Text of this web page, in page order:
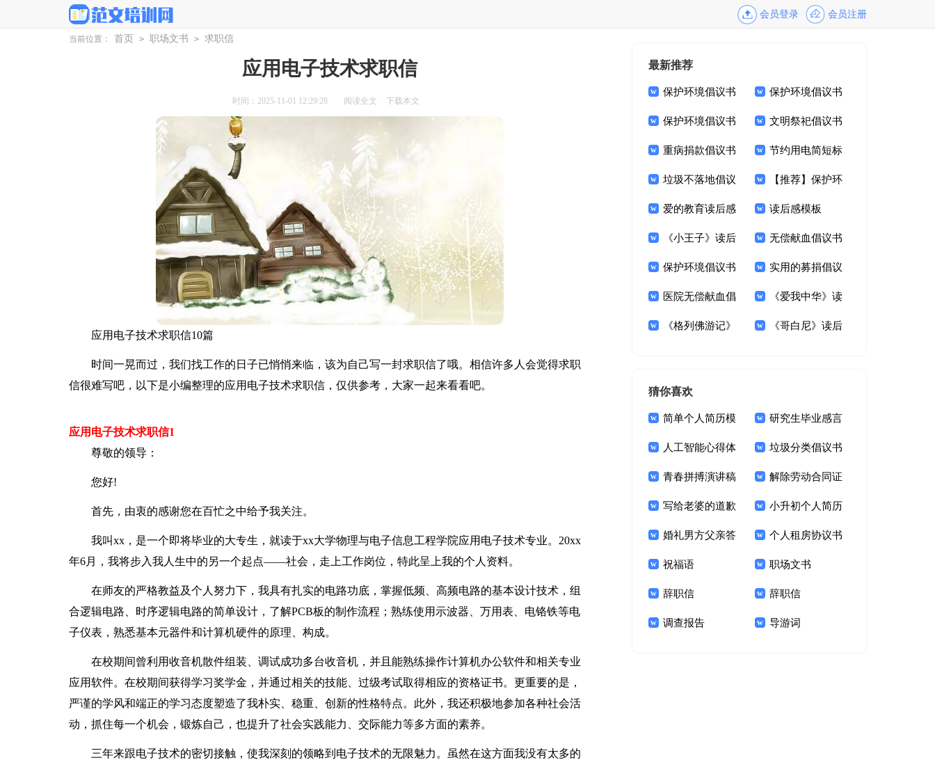
会员登录 会员注册
当前位置： 首页 > 职场文书 > 求职信
应用电子技术求职信
时间：2025-11-01 12:29:28 阅读全文 下载本文
应用电子技术求职信10篇
时间一晃而过，我们找工作的日子已悄悄来临，该为自己写一封求职信了哦。相信许多人会觉得求职
信很难写吧，以下是小编整理的应用电子技术求职信，仅供参考，大家一起来看看吧。
应用电子技术求职信1
尊敬的领导：
您好!
首先，由衷的感谢您在百忙之中给予我关注。
我叫xx，是一个即将毕业的大专生，就读于xx大学物理与电子信息工程学院应用电子技术专业。20xx
年6月，我将步入我人生中的另一个起点——社会，走上工作岗位，特此呈上我的个人资料。
在师友的严格教益及个人努力下，我具有扎实的电路功底，掌握低频、高频电路的基本设计技术，组
合逻辑电路、时序逻辑电路的简单设计，了解PCB板的制作流程；熟练使用示波器、万用表、电铬铁等电
子仪表，熟悉基本元器件和计算机硬件的原理、构成。
在校期间曾利用收音机散件组装、调试成功多台收音机，并且能熟练操作计算机办公软件和相关专业
应用软件。在校期间获得学习奖学金，并通过相关的技能、过级考试取得相应的资格证书。更重要的是，
严谨的学风和端正的学习态度塑造了我朴实、稳重、创新的性格特点。此外，我还积极地参加各种社会活
动，抓住每一个机会，锻炼自己，也提升了社会实践能力、交际能力等多方面的素养。
三年来跟电子技术的密切接触，使我深刻的领略到电子技术的无限魅力。虽然在这方面我没有太多的
最新推荐
保护环境倡议书
【推荐】
保护环境倡议书
【热门】
保护环境倡议书
【热】
文明祭祀倡议书
模板锦集九篇
重病捐款倡议书
范文锦集八篇
节约用电简短标
语
垃圾不落地倡议
书锦集6篇
【推荐】保护环
境倡议书
爱的教育读后感
通用15篇
读后感模板
《小王子》读后
感集合15篇
无偿献血倡议书
范文6篇
保护环境倡议书
模板
实用的募捐倡议
书范文九篇
医院无偿献血倡
议书范文六篇
《爱我中华》读
后感
《格列佛游记》 《哥白尼》读后
猜你喜欢
简单个人简历模
板
研究生毕业感言
人工智能心得体
会
垃圾分类倡议书
(汇编15篇)
青春拼搏演讲稿
600字（通用7篇）
解除劳动合同证
明15篇
写给老婆的道歉
信
小升初个人简历
模板
婚礼男方父亲答
谢词
个人租房协议书
租房屋协议书
祝福语 职场文书
辞职信 辞职信
调查报告 导游词